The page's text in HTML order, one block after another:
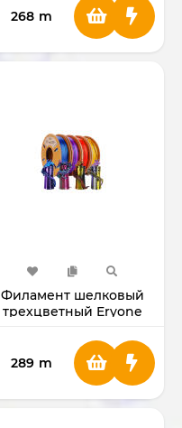
268 m
Филамент шелковый
трехцветный Eryone
1.75мм 1 Кг
289 m